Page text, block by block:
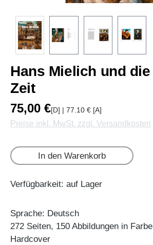
Hans Mielich und
Zeit
75,00 €[D] | 77.10 € [A]
Preise inkl. MwSt. zzgl. Versandkosten
In den Warenkorb
Verfügbarkeit: auf Lager
Sprache: Deutsch
272 Seiten, 150 Abbildungen in
Hardcover